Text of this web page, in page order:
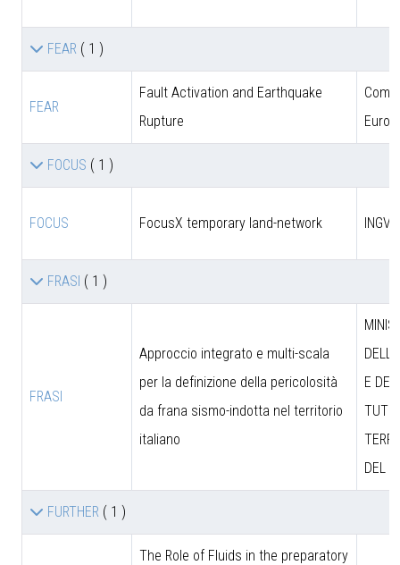
FEAR ( 1 )
FEAR
Fault Activation and Earthquake
Rupture
FOCUS ( 1 )
FOCUS FocusX temporary land-network INGV
FRASI ( 1 )
FRASI
Approccio integrato e multi-scala
per la definizione della pericolosità
da frana sismo-indotta nel territorio
italiano
E
DEL
FURTHER ( 1 )
The Role of Fluids in the preparatory